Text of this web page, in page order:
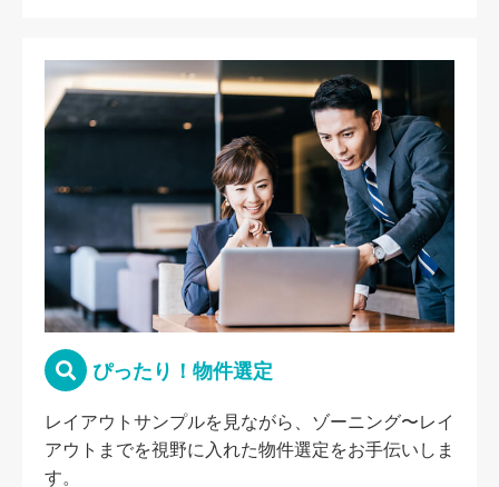
ぴったり！物件選定
レイアウトサンプルを見ながら、ゾーニング〜レイ
アウトまでを視野に入れた物件選定をお手伝いしま
す。